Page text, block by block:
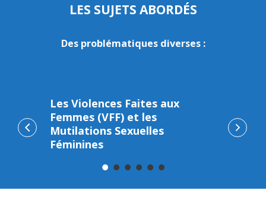
LES SUJETS ABORDÉS
Des problématiques diverses :
Les Violences Faites aux
Femmes (VFF) et les
Mutilations Sexuelles
Féminines